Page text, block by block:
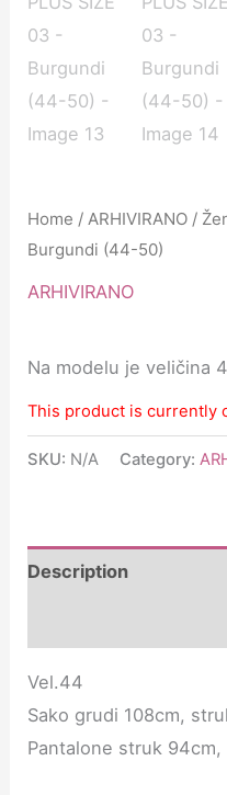
Home /ARHIVIRANO /
Burgundi (44-50)
ARHIVIRANO
Na modelu je veličina
This product is currently
SKU: N/A Category:
Description
Vel.44
Sako grudi 108cm,
Pantalone struk 94cm,